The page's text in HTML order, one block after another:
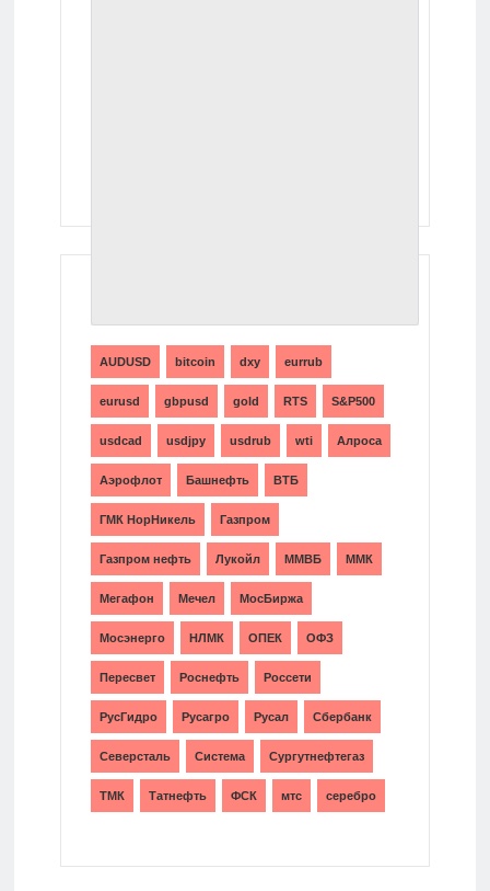
AUDUSD bitcoin dxy eurrub
eurusd gbpusd gold RTS S&P500
usdcad usdjpy usdrub wti Алроса
Аэрофлот Башнефть ВТБ
ГМК НорНикель Газпром
Газпром нефть Лукойл ММВБ ММК
Мегафон Мечел МосБиржа
Мосэнерго НЛМК ОПЕК ОФЗ
Пересвет Роснефть Россети
РусГидро Русагро Русал Сбербанк
Северсталь Система Сургутнефтегаз
ТМК Татнефть ФСК мтс серебро